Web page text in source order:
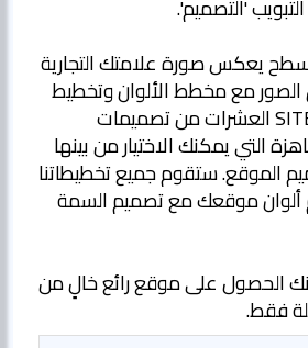
يعكس صورة علامتك التجارية
مع مخطط الألوان وتخطيط
الصفحة. يوفر SITE123 العشرات من تصميمات
التي يمكنك الاختيار من بينها
الموقع. ستقوم جميع تخطيطاتنا
ألوان موقعك مع تصميم السمة
الحصول على موقع رائع خالٍ من
فقط.